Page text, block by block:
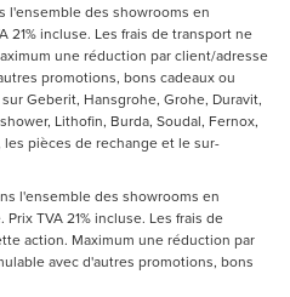
l'ensemble des showrooms en
21% incluse. Les frais de transport ne
une réduction par client/adresse
promotions, bons cadeaux ou
Geberit, Hansgrohe, Grohe, Duravit,
Lithofin, Burda, Soudal, Fernox,
les pièces de rechange et le sur-
l'ensemble des showrooms en
TVA 21% incluse. Les frais de
action. Maximum une réduction par
avec d'autres promotions, bons